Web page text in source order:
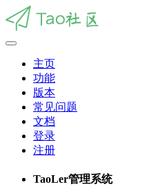
主页
功能
版本
常见问题
文档
登录
注册
TaoLer管理系统